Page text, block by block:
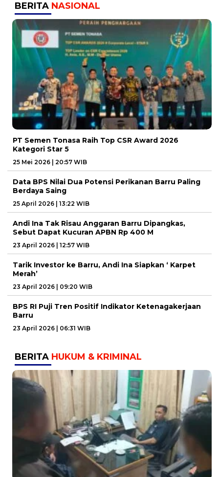
BERITA NASIONAL
PT Semen Tonasa Raih Top CSR Award 2026
Kategori Star 5
25 Mei 2026 | 20:57 WIB
Data BPS Nilai Dua Potensi Perikanan Barru Paling
Berdaya Saing
25 April 2026 | 13:22 WIB
Andi Ina Tak Risau Anggaran Barru Dipangkas,
Sebut Dapat Kucuran APBN Rp 400 M
23 April 2026 | 12:57 WIB
Tarik Investor ke Barru, Andi Ina Siapkan ‘ Karpet
Merah’
23 April 2026 | 09:20 WIB
BPS RI Puji Tren Positif Indikator Ketenagakerjaan
Barru
23 April 2026 | 06:31 WIB
BERITA HUKUM & KRIMINAL